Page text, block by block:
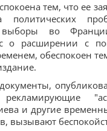
тем, что ее
политических
выборы во
о расширении с
обеспокоен
и другие
вызывают